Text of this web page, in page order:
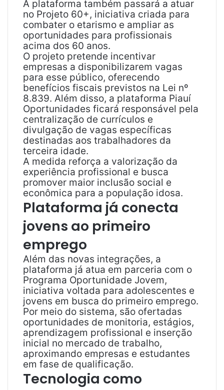
A plataforma também passará a atuar
no Projeto 60+, iniciativa criada para
combater o etarismo e ampliar as
oportunidades para profissionais
acima dos 60 anos.
O projeto pretende incentivar
empresas a disponibilizarem vagas
para esse público, oferecendo
benefícios fiscais previstos na Lei nº
8.839. Além disso, a plataforma Piauí
Oportunidades ficará responsável pela
centralização de currículos e
divulgação de vagas específicas
destinadas aos trabalhadores da
terceira idade.
A medida reforça a valorização da
experiência profissional e busca
promover maior inclusão social e
econômica para a população idosa.
Plataforma já conecta
jovens ao primeiro
emprego
Além das novas integrações, a
plataforma já atua em parceria com o
Programa Oportunidade Jovem,
iniciativa voltada para adolescentes e
jovens em busca do primeiro emprego.
Por meio do sistema, são ofertadas
oportunidades de monitoria, estágios,
aprendizagem profissional e inserção
inicial no mercado de trabalho,
aproximando empresas e estudantes
em fase de qualificação.
Tecnologia como